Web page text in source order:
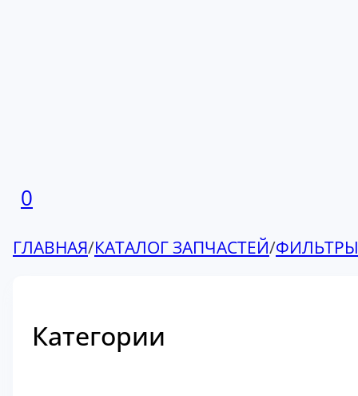
0
ГЛАВНАЯ/КАТАЛОГ ЗАПЧАСТЕЙ/ФИЛЬТРЫ
Категории